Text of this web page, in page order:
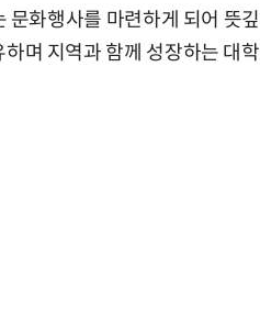
문화행사를 마련하게 되어 뜻깊
며 지역과 함께 성장하는 대학